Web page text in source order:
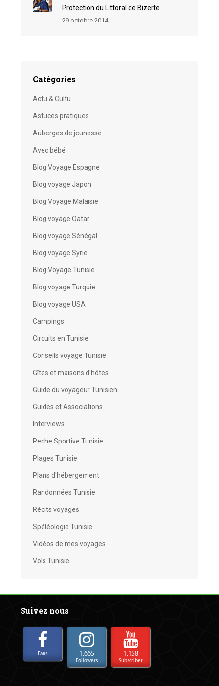
Protection du Littoral de Bizerte
29 octobre 2014
Catégories
Actu & Cultu
Astuces pratiques
Auberges de jeunesse
Avec bébé
Blog Voyage Espagne
Blog voyage Japon
Blog Voyage Malaisie
Blog voyage Qatar
Blog voyage Sénégal
Blog voyage Syrie
Blog Voyage Tunisie
Blog voyage Turquie
Blog voyage USA
Campings
Circuits en Tunisie
Conseils voyage Tunisie
Gîtes et maisons d'hôtes
Guide du voyageur Tunisien
Guides et Associations
Interviews
Peche Sportive Tunisie
Plages Tunisie
Plans d'hébergement
Randonnées Tunisie
Récits voyages
Spéléologie Tunisie
Vidéos de mes voyages
Vols Tunisie
Suivez nous
Fans 1,665
Followers
1,158
Subscriber